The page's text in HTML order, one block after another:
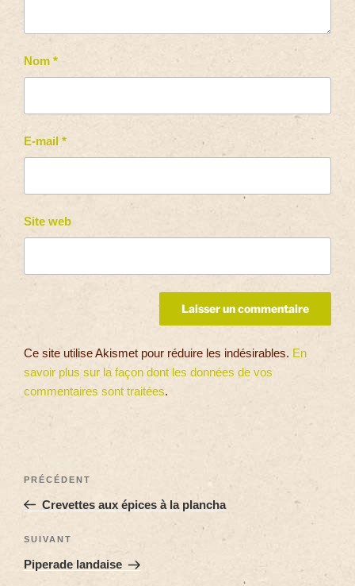
Nom *
E-mail *
Site web
Ce site utilise Akismet pour réduire les indésirables. En
savoir plus sur la façon dont les données de vos
commentaires sont traitées.
PRÉCÉDENT
Crevettes aux épices à la plancha
SUIVANT
Piperade landaise